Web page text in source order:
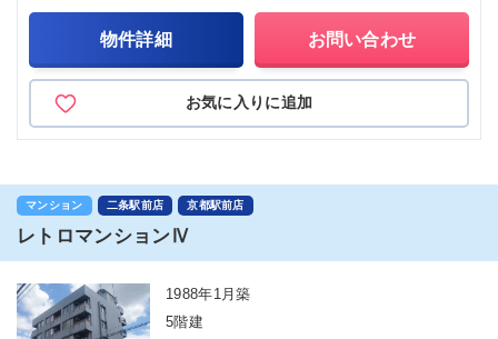
物件詳細 お問い合わせ
お気に入りに追加
マンション 二条駅前店 京都駅前店
レトロマンションⅣ
1988年1月築
5階建